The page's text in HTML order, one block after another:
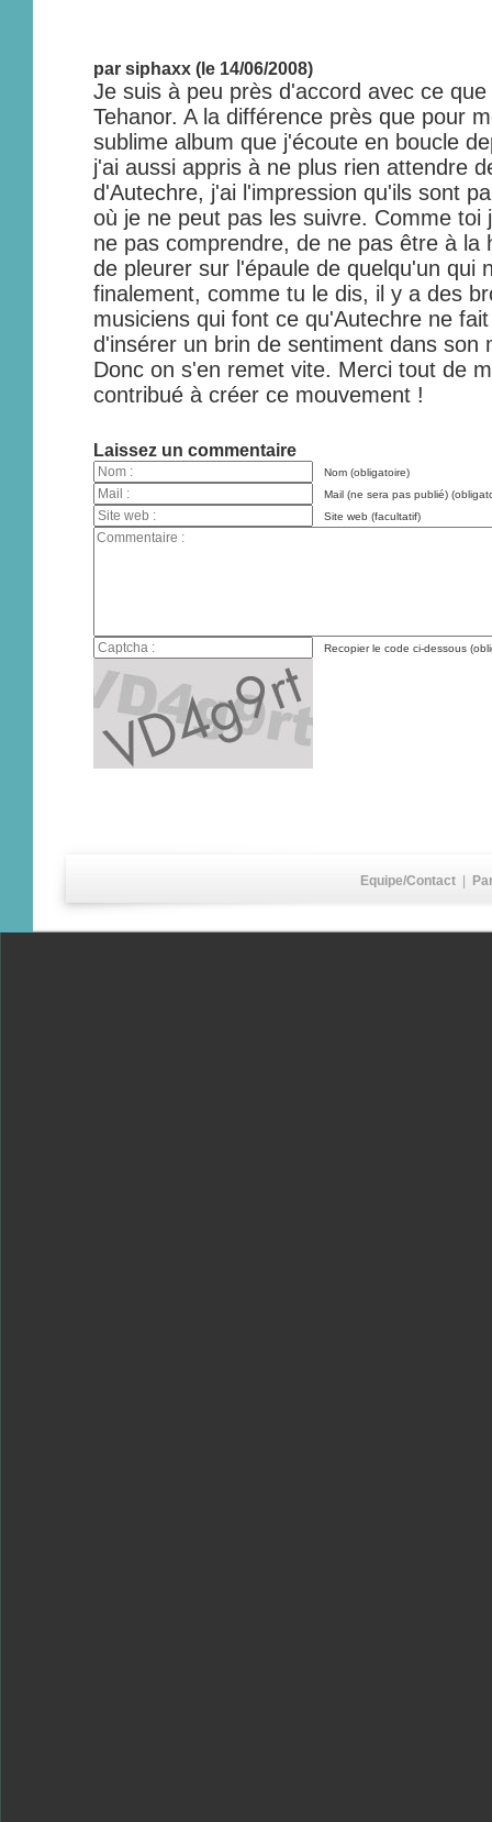
par siphaxx (le 14/06/2008)
Je suis à peu près d'accord avec ce
Tehanor. A la différence près que pour
sublime album que j'écoute en boucle
j'ai aussi appris à ne plus rien attendre
d'Autechre, j'ai l'impression qu'ils sont
où je ne peut pas les suivre. Comme toi
ne pas comprendre, de ne pas être à la
de pleurer sur l'épaule de quelqu'un qui
finalement, comme tu le dis, il y a des
musiciens qui font ce qu'Autechre ne
d'insérer un brin de sentiment dans son
Donc on s'en remet vite. Merci tout de
contribué à créer ce mouvement !
Laissez un commentaire
Nom (obligatoire)
Mail (ne sera pas publié)
Site web (facultatif)
Recopier le code ci-dessous
Equipe/Contact